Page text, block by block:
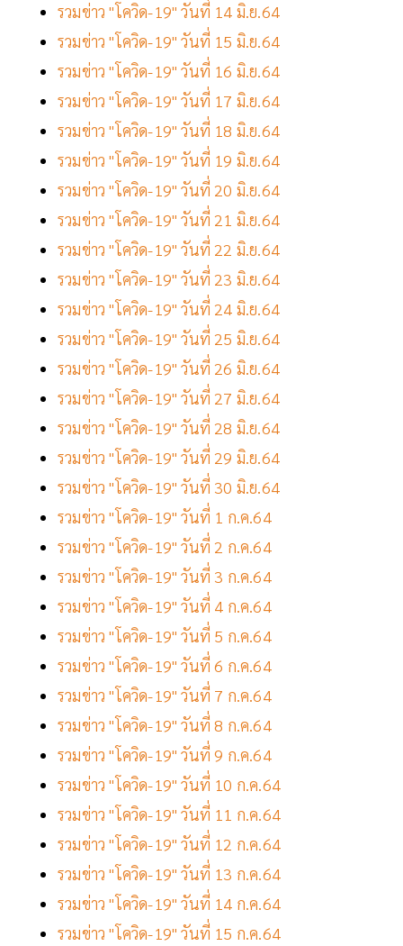
รวมข่าว "โควิด-19" วันที่ 14 มิ.ย.64
รวมข่าว "โควิด-19" วันที่ 15 มิ.ย.64
รวมข่าว "โควิด-19" วันที่ 16 มิ.ย.64
รวมข่าว "โควิด-19" วันที่ 17 มิ.ย.64
รวมข่าว "โควิด-19" วันที่ 18 มิ.ย.64
รวมข่าว "โควิด-19" วันที่ 19 มิ.ย.64
รวมข่าว "โควิด-19" วันที่ 20 มิ.ย.64
รวมข่าว "โควิด-19" วันที่ 21 มิ.ย.64
รวมข่าว "โควิด-19" วันที่ 22 มิ.ย.64
รวมข่าว "โควิด-19" วันที่ 23 มิ.ย.64
รวมข่าว "โควิด-19" วันที่ 24 มิ.ย.64
รวมข่าว "โควิด-19" วันที่ 25 มิ.ย.64
รวมข่าว "โควิด-19" วันที่ 26 มิ.ย.64
รวมข่าว "โควิด-19" วันที่ 27 มิ.ย.64
รวมข่าว "โควิด-19" วันที่ 28 มิ.ย.64
รวมข่าว "โควิด-19" วันที่ 29 มิ.ย.64
รวมข่าว "โควิด-19" วันที่ 30 มิ.ย.64
รวมข่าว "โควิด-19" วันที่ 1 ก.ค.64
รวมข่าว "โควิด-19" วันที่ 2 ก.ค.64
รวมข่าว "โควิด-19" วันที่ 3 ก.ค.64
รวมข่าว "โควิด-19" วันที่ 4 ก.ค.64
รวมข่าว "โควิด-19" วันที่ 5 ก.ค.64
รวมข่าว "โควิด-19" วันที่ 6 ก.ค.64
รวมข่าว "โควิด-19" วันที่ 7 ก.ค.64
รวมข่าว "โควิด-19" วันที่ 8 ก.ค.64
รวมข่าว "โควิด-19" วันที่ 9 ก.ค.64
รวมข่าว "โควิด-19" วันที่ 10 ก.ค.64
รวมข่าว "โควิด-19" วันที่ 11 ก.ค.64
รวมข่าว "โควิด-19" วันที่ 12 ก.ค.64
รวมข่าว "โควิด-19" วันที่ 13 ก.ค.64
รวมข่าว "โควิด-19" วันที่ 14 ก.ค.64
รวมข่าว "โควิด-19" วันที่ 15 ก.ค.64